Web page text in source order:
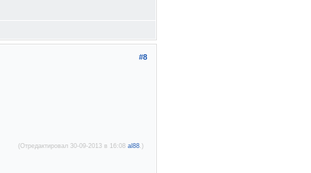
#8
(Отредактировал 30-09-2013 в 16:08 al88 .)